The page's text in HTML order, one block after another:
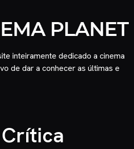
inteiramente dedicado a cinema
de dar a conhecer as últimas e
Crítica